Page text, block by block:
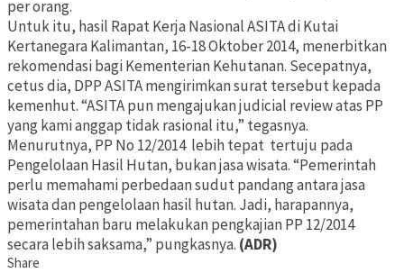
per orang.
Untuk itu, hasil Rapat Kerja Nasional ASITA di Kutai
Kertanegara Kalimantan, 16-18 Oktober 2014, menerbitkan
rekomendasi bagi Kementerian Kehutanan. Secepatnya,
cetus dia, DPP ASITA mengirimkan surat tersebut kepada
kemenhut. “ASITA pun mengajukan judicial review atas PP
yang kami anggap tidak rasional itu,” tegasnya.
Menurutnya, PP No 12/2014 lebih tepat tertuju pada
Pengelolaan Hasil Hutan, bukan jasa wisata. “Pemerintah
perlu memahami perbedaan sudut pandang antara jasa
wisata dan pengelolaan hasil hutan. Jadi, harapannya,
pemerintahan baru melakukan pengkajian PP 12/2014
secara lebih saksama,” pungkasnya. (ADR)
Share